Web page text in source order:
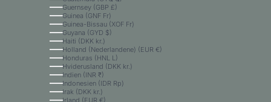
Guernsey (GBP £)
Guinea (GNF Fr)
Guinea-Bissau (XOF Fr)
Guyana (GYD $)
Haiti (DKK kr.)
Holland (Nederlandene) (EUR €)
Honduras (HNL L)
Hviderusland (DKK kr.)
Indien (INR ₹)
Indonesien (IDR Rp)
Irak (DKK kr.)
Irland (EUR €)